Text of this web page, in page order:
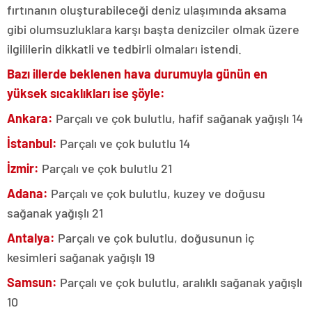
fırtınanın oluşturabileceği deniz ulaşımında aksama
gibi olumsuzluklara karşı başta denizciler olmak üzere
ilgililerin dikkatli ve tedbirli olmaları istendi.
Bazı illerde beklenen hava durumuyla günün en
yüksek sıcaklıkları ise şöyle:
Ankara: Parçalı ve çok bulutlu, hafif sağanak yağışlı 14
İstanbul: Parçalı ve çok bulutlu 14
İzmir: Parçalı ve çok bulutlu 21
Adana: Parçalı ve çok bulutlu, kuzey ve doğusu
sağanak yağışlı 21
Antalya: Parçalı ve çok bulutlu, doğusunun iç
kesimleri sağanak yağışlı 19
Samsun: Parçalı ve çok bulutlu, aralıklı sağanak yağışlı
10